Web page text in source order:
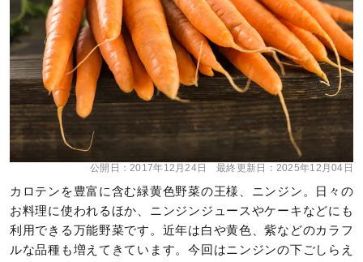
公開日：2017年12月24日 最終更新日： 2025年12月04日
カロテンを豊富に含む緑黄色野菜の王様、ニンジン。日々の
お料理に使われるほか、ニンジンジュースやケーキなどにも
利用できる万能野菜です。近年は白や黄色、紫などのカラフ
ルな品種も増えてきています。今回はニンジンの下ごしらえ